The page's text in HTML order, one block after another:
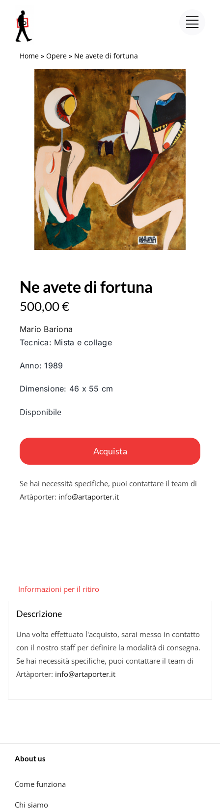
contenuto
Home» Opere» Ne avete di fortuna
Ne avete di fortuna
500,00€
Mario Bariona
Tecnica: Mista e collage
Anno: 1989
Dimensione: 46 x 55 cm
Disponibile
quantità
Acquista
Se hai necessità specifiche, puoi contattare il team di
Artàporter: info@artaporter.it
Informazioni per il ritiro
Descrizione
Una volta effettuato l'acquisto, sarai messo in contatto
con il nostro staff per definire la modalità di consegna.
Se hai necessità specifiche, puoi contattare il team di
Artàporter: info@artaporter.it
About us
Come funziona
Chi siamo